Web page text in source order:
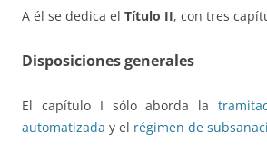
A él se dedica el Título II, con tres
Disposiciones generales
El capítulo I sólo aborda la
automatizada y el régimen de